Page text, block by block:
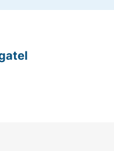
exposta ao calor;